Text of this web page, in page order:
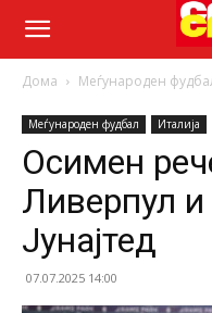
Дома Меѓународен
Меѓународен фудбал Италија
Осимен
Ливерпул
Јунајтед
07.07.2025 14:00